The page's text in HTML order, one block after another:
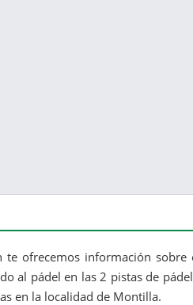
te ofrecemos información
al pádel en las 2 pistas de
en la localidad de Montilla.